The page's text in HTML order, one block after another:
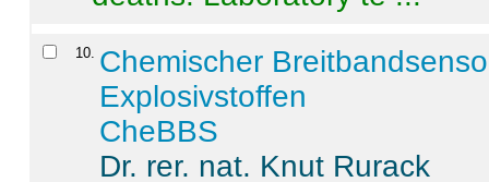
10 Chemischer
Explosivstoffen
CheBBS
Dr. rer. nat. Knut Rurack